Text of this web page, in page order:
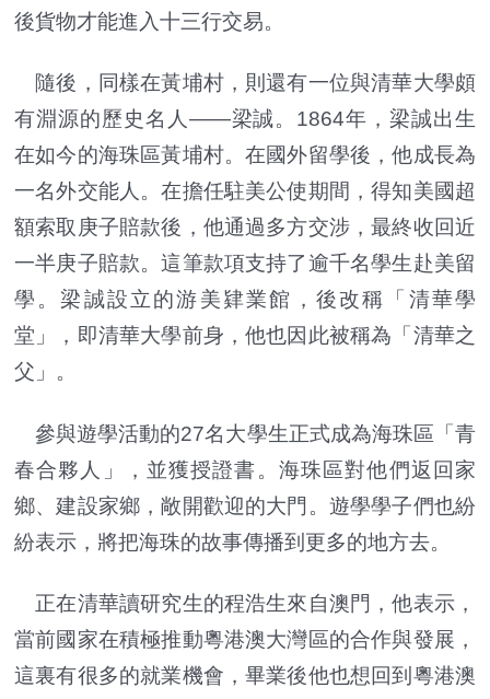
後貨物才能進入十三行交易。
隨後，同樣在黃埔村，則還有一位與清華大學頗
有淵源的歷史名人——梁誠。1864年，梁誠出生
在如今的海珠區黃埔村。在國外留學後，他成長為
一名外交能人。在擔任駐美公使期間，得知美國超
額索取庚子賠款後，他通過多方交涉，最終收回近
一半庚子賠款。這筆款項支持了逾千名學生赴美留
學。梁誠設立的游美肄業館，後改稱「清華學
堂」，即清華大學前身，他也因此被稱為「清華之
父」。
參與遊學活動的27名大學生正式成為海珠區「青
春合夥人」，並獲授證書。海珠區對他們返回家
鄉、建設家鄉，敞開歡迎的大門。遊學學子們也紛
紛表示，將把海珠的故事傳播到更多的地方去。
正在清華讀研究生的程浩生來自澳門，他表示，
當前國家在積極推動粵港澳大灣區的合作與發展，
這裏有很多的就業機會，畢業後他也想回到粵港澳